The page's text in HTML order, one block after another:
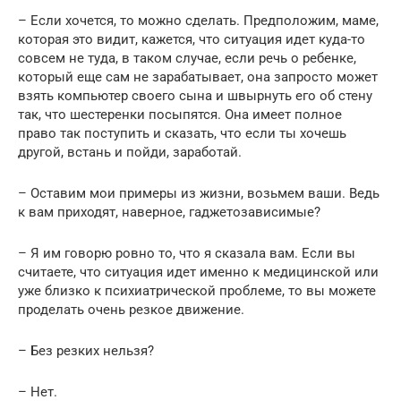
– Если хочется, то можно сделать. Предположим, маме,
которая это видит, кажется, что ситуация идет куда-то
совсем не туда, в таком случае, если речь о ребенке,
который еще сам не зарабатывает, она запросто может
взять компьютер своего сына и швырнуть его об стену
так, что шестеренки посыпятся. Она имеет полное
право так поступить и сказать, что если ты хочешь
другой, встань и пойди, заработай.
– Оставим мои примеры из жизни, возьмем ваши. Ведь
к вам приходят, наверное, гаджетозависимые?
– Я им говорю ровно то, что я сказала вам. Если вы
считаете, что ситуация идет именно к медицинской или
уже близко к психиатрической проблеме, то вы можете
проделать очень резкое движение.
– Без резких нельзя?
– Нет.